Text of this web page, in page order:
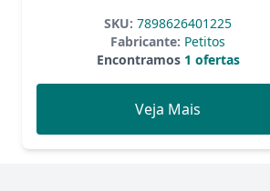
SKU: 7898626401225
Fabricante: Petitos
Encontramos1 ofertas
Veja Mais